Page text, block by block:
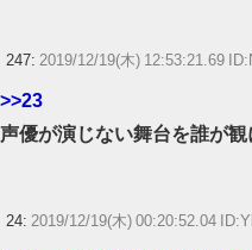
247: 2019/12/19(木) 12:53:21.69
>>23
声優が演じない舞台を誰が
24: 2019/12/19(木) 00:20:52.04